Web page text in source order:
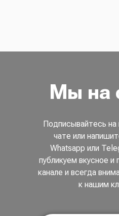
Мы на
Подписывайтесь
чате или
Whatsapp или
публикуем вкусное
канале и всегда
к нашим